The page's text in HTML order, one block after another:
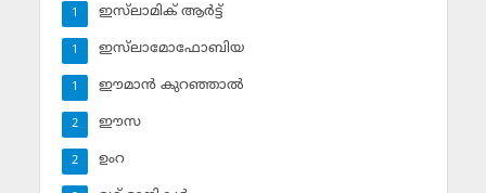
ഇസ്‌ലാമിക് ആര്‍ട്ട്
1
ഇസ്‌ലാമോഫോബിയ
1
ഈമാന്‍ കുറഞ്ഞാല്‍
1
ഈസ
2
ഉംറ
2